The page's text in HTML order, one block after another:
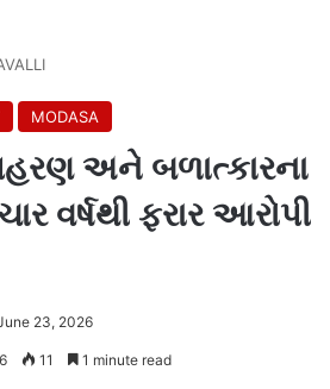
MODASA
અને બળાત્કારના
વર્ષથી ફરાર આરોપી
23, 2026
11 1 minute read